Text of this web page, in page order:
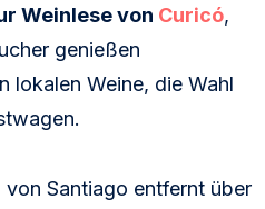
Weinlese von Curicó,
genießen
lokalen Weine, die Wahl
Santiago entfernt über